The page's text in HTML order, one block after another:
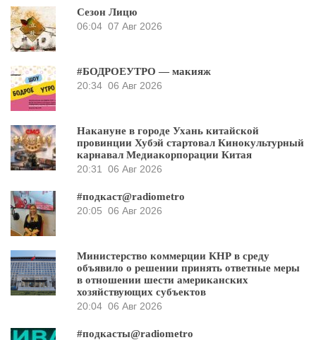
Сезон Лицю
06:04 07 Авг 2026
#БОДРОЕУТРО — макияж
20:34 06 Авг 2026
Накануне в городе Ухань китайской
провинции Хубэй стартовал Кинокультурный
карнавал Медиакорпорации Китая
20:31
06 Авг 2026
#подкаст@radiometro
20:05 06 Авг 2026
Министерство коммерции КНР в среду
объявило о решении принять ответные меры
в отношении шести американских
хозяйствующих субъектов
20:04 06 Авг 2026
#подкасты@radiometro